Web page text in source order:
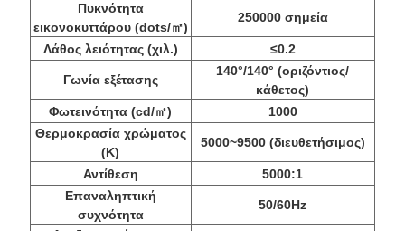
Πυκνότητα
εικονοκυττάρου (dots/㎡)
250000 σημεία
Λάθος λειότητας (χιλ.) ≤0.2
Γωνία εξέτασης
140°/140° (οριζόντιος/
κάθετος)
Φωτεινότητα (cd/㎡)
1000
Θερμοκρασία χρώματος
(Κ)
5000~9500 (διευθετήσιμος)
Αντίθεση
5000:1
Επαναληπτική
συχνότητα
50/60Hz